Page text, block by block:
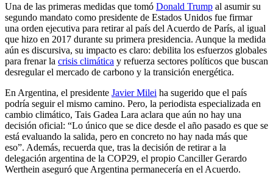
Una de las primeras medidas que tomó Donald Trump al asumir su
segundo mandato como presidente de Estados Unidos fue firmar
una orden ejecutiva para retirar al país del Acuerdo de París, al igual
que hizo en 2017 durante su primera presidencia. Aunque la medida
aún es discursiva, su impacto es claro: debilita los esfuerzos globales
para frenar la crisis climática y refuerza sectores políticos que buscan
desregular el mercado de carbono y la transición energética.
En Argentina, el presidente Javier Milei ha sugerido que el país
podría seguir el mismo camino. Pero, la periodista especializada en
cambio climático, Tais Gadea Lara aclara que aún no hay una
decisión oficial: “Lo único que se dice desde el año pasado es que se
está evaluando la salida, pero en concreto no hay nada más que
eso”. Además, recuerda que, tras la decisión de retirar a la
delegación argentina de la COP29, el propio Canciller Gerardo
Werthein aseguró que Argentina permanecería en el Acuerdo.